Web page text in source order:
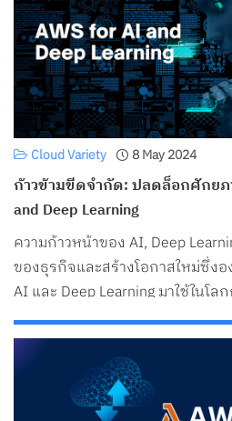
Search
8 May 2024
Cloud Variety
ก้าวข้ามขีดจำกัด: ปลดล็อกศักยภ
and Deep Learning
ความก้าวหน้าของ AI, Deep
ของธุรกิจและสร้างโอกาสใหม่ซึ่ง
AI และ Deep Learning มาใช้ในโล